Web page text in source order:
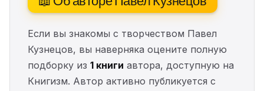
Если вы знакомы с творчеством Павел
Кузнецов, вы наверняка оцените полную
подборку из 1 книги автора, доступную на
Книгизм. Автор активно публикуется с